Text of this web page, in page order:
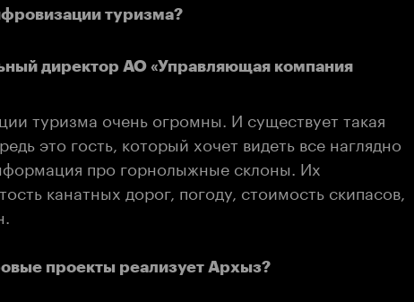
туризма?
директор АО «Управляющая компания
туризма очень огромны. И существует такая
это гость, который хочет видеть все наглядно
про горнолыжные склоны. Их
канатных дорог, погоду, стоимость скипасов,
проекты реализует Архыз?